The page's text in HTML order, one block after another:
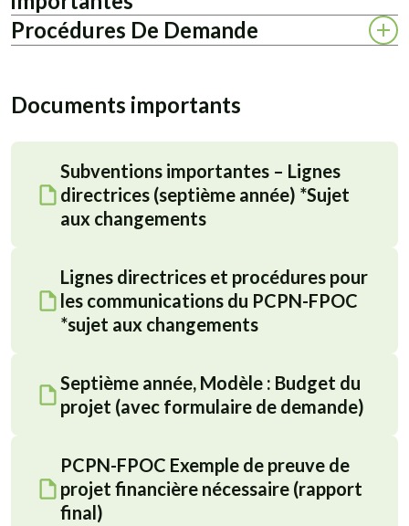
Procédures De Demande
Documents importants
Subventions importantes – Lignes
directrices (septième année) *Sujet
aux changements
Lignes directrices et procédures pour
les communications du PCPN-FPOC
*sujet aux changements
Septième année, Modèle : Budget du
projet (avec formulaire de demande)
PCPN-FPOC Exemple de preuve de
projet financière nécessaire (rapport
final)